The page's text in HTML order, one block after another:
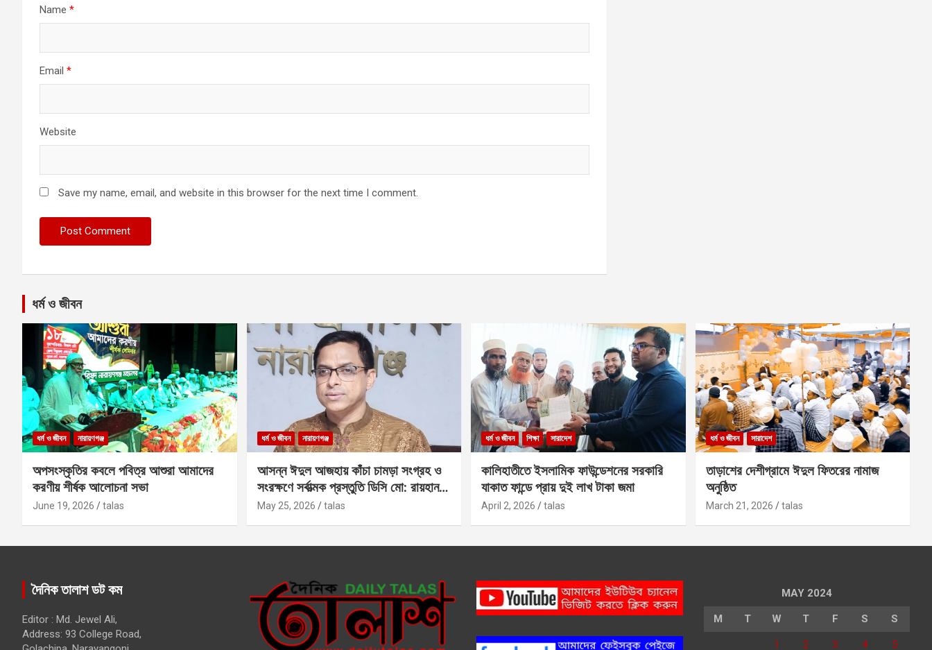
Name *
Email *
Website
Save my name, email, and website in this browser for the next time I comment.
ধর্ম ও জীবন
ধর্ম ও জীবন নারায়ণগঞ্জ
অপসংস্কৃতির কবলে পবিত্র আশুরা আমাদের
করণীয় শীর্ষক আলোচনা সভা
June 19, 2026 talas
ধর্ম ও জীবন নারায়ণগঞ্জ
আসন্ন ঈদুল আজহায় কাঁচা চামড়া সংগ্রহ ও
সংরক্ষণে সর্বাত্মক প্রস্তুতি ডিসি মো: রায়হান
কবির
May 25, 2026 talas
ধর্ম ও জীবন শিক্ষা সারাদেশ
কালিহাতীতে ইসলামিক ফাউন্ডেশনের সরকারি
যাকাত ফান্ডে প্রায় দুই লাখ টাকা জমা
April 2, 2026 talas
ধর্ম ও জীবন সারাদেশ
তাড়াশের দেশীগ্রামে ঈদুল ফিতরের নামাজ
অনুষ্ঠিত
March 21, 2026 talas
দৈনিক তালাশ ডট কম
Editor : Md. Jewel Ali,
Address: 93 College Road,
MAY 2024
M T W T F S S
1 2 3 4 5